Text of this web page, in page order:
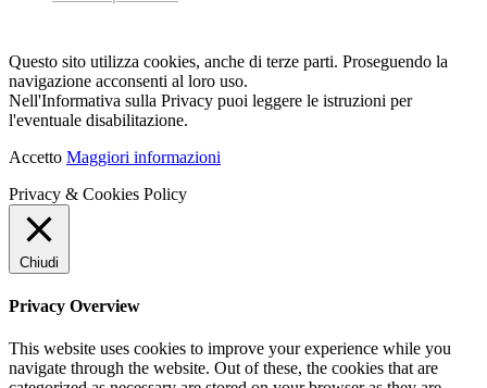
Questo sito utilizza cookies, anche di terze parti. Proseguendo la
navigazione acconsenti al loro uso.
Nell'Informativa sulla Privacy puoi leggere le istruzioni per
l'eventuale disabilitazione.
Accetto Maggiori informazioni
Privacy & Cookies Policy
Chiudi
Privacy Overview
This website uses cookies to improve your experience while you
navigate through the website. Out of these, the cookies that are